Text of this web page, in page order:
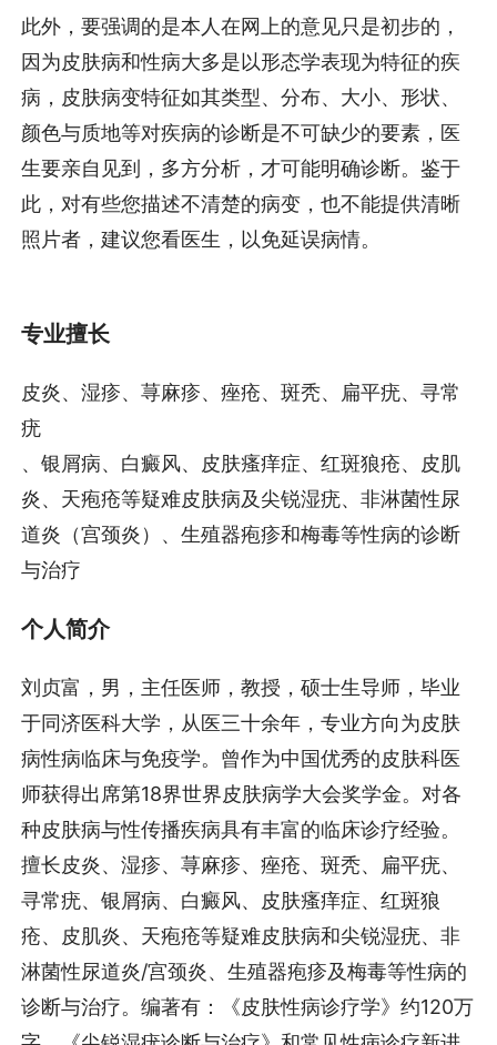
此外，要强调的是本人在网上的意见只是初步的，
因为皮肤病和性病大多是以形态学表现为特征的疾
病，皮肤病变特征如其类型、分布、大小、形状、
颜色与质地等对疾病的诊断是不可缺少的要素，医
生要亲自见到，多方分析，才可能明确诊断。鉴于
此，对有些您描述不清楚的病变，也不能提供清晰
照片者，建议您看医生，以免延误病情。
专业擅长
皮炎、湿疹、荨麻疹、痤疮、斑秃、扁平疣、寻常
疣
、银屑病、白癜风、皮肤瘙痒症、红斑狼疮、皮肌
炎、天疱疮等疑难皮肤病及尖锐湿疣、非淋菌性尿
道炎（宫颈炎）、生殖器疱疹和梅毒等性病的诊断
与治疗
个人简介
刘贞富，男，主任医师，教授，硕士生导师，毕业
于同济医科大学，从医三十余年，专业方向为皮肤
病性病临床与免疫学。曾作为中国优秀的皮肤科医
师获得出席第18界世界皮肤病学大会奖学金。对各
种皮肤病与性传播疾病具有丰富的临床诊疗经验。
擅长皮炎、湿疹、荨麻疹、痤疮、斑秃、扁平疣、
寻常疣、银屑病、白癜风、皮肤瘙痒症、红斑狼
疮、皮肌炎、天疱疮等疑难皮肤病和尖锐湿疣、非
淋菌性尿道炎/宫颈炎、生殖器疱疹及梅毒等性病的
诊断与治疗。编著有：《皮肤性病诊疗学》约120万